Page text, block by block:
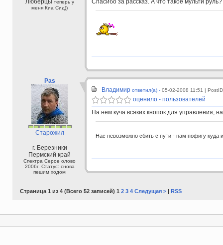
теперь у
меня Киа Сид))
Pas
Старожил
г. Березники
Пермский край
Спектра Серое олово
2006г. Статус: снова
пешим ходом
Владимир ответил(а) - 05-02-2008 11:51 |
оценило - пользователей
На нем куча всяких кнопок для управления,
Нас невозможно сбить с пути - нам пофигу куда
Страница 1 из 4 (Всего 52 записей) 1 2 3 4 Следущая >| RSS